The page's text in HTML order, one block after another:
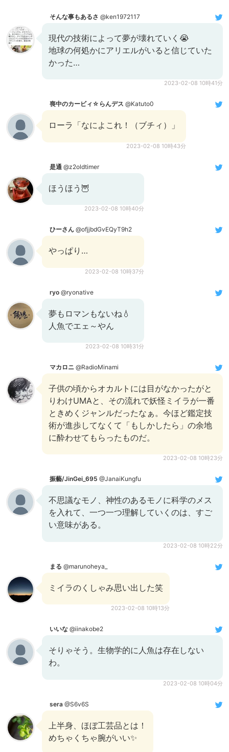
そんな事もあるさ @ken1972117
現代の技術によって夢が壊れていく😭
地球の何処かにアリエルがいると信じていた
かった…
2023-02-08 10時41分
喪中のカービィ☆らんデス @Katuto0
ローラ「なによこれ！（ブチィ）」
2023-02-08 10時43分
是通 @z2oldtimer
ほうほう🦉
2023-02-08 10時40分
ひーさん @ofjjbdGvEQyT9h2
やっぱり…
2023-02-08 10時37分
ryo @ryonative
夢もロマンもないね💧
人魚でエェ～やん
2023-02-08 10時31分
マカロニ @RadioMinami
子供の頃からオカルトには目がなかったがと
りわけUMAと、その流れで妖怪ミイラが一番
ときめくジャンルだったなぁ。今ほど鑑定技
術が進歩してなくて「もしかしたら」の余地
に酔わせてもらったものだ。
2023-02-08 10時23分
振藝/JinGei_695 @JanaiKungfu
不思議なモノ、神性のあるモノに科学のメス
を入れて、一つ一つ理解していくのは、すご
い意味がある。
2023-02-08 10時22分
まる @marunoheya_
ミイラのくしゃみ思い出した笑
2023-02-08 10時13分
いいな @iinakobe2
そりゃそう。生物学的に人魚は存在しない
わ。
2023-02-08 10時04分
sera @S6v6S
上半身、ほぼ工芸品とは！
めちゃくちゃ腕がいい✨